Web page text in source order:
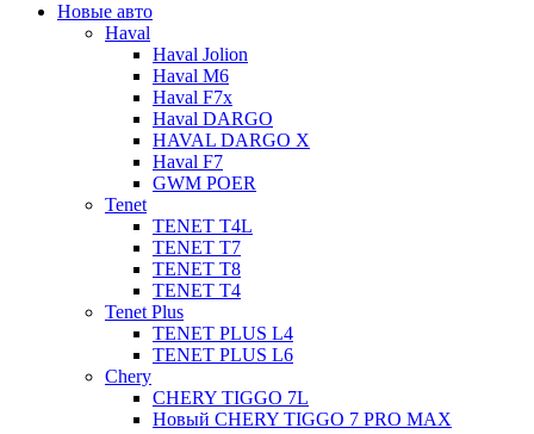
Новые авто
Haval
Haval Jolion
Haval M6
Haval F7x
Haval DARGO
HAVAL DARGO Х
Haval F7
GWM POER
Tenet
TENET T4L
TENET T7
TENET T8
TENET T4
Tenet Plus
TENET PLUS L4
TENET PLUS L6
Chery
CHERY TIGGO 7L
Новый CHERY TIGGO 7 PRO MAX